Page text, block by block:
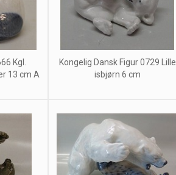
Kgl.
13 cm A
Kongelig Dansk Figur 0729 Lille
isbjørn 6 cm